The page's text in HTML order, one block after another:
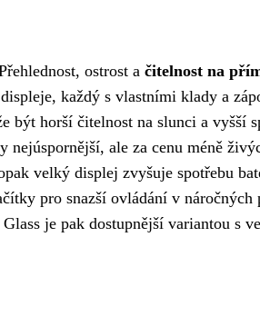
ostrost a čitelnost na
každý s vlastními klady a
horší čitelnost na slunci a vyšší
ale za cenu méně
velký displej zvyšuje spotřebu
pro snazší ovládání v
je pak dostupnější variantou s